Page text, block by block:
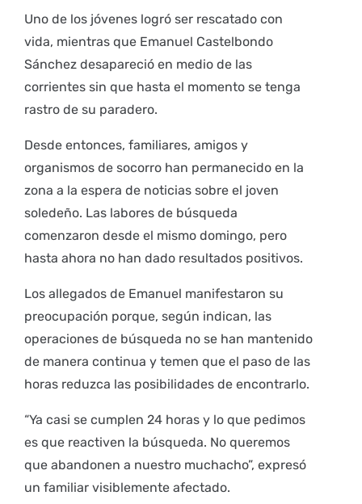
Uno de los jóvenes logró ser rescatado con
vida, mientras que Emanuel Castelbondo
Sánchez desapareció en medio de las
corrientes sin que hasta el momento se tenga
rastro de su paradero.
Desde entonces, familiares, amigos y
organismos de socorro han permanecido en la
zona a la espera de noticias sobre el joven
soledeño. Las labores de búsqueda
comenzaron desde el mismo domingo, pero
hasta ahora no han dado resultados positivos.
Los allegados de Emanuel manifestaron su
preocupación porque, según indican, las
operaciones de búsqueda no se han mantenido
de manera continua y temen que el paso de las
horas reduzca las posibilidades de encontrarlo.
“Ya casi se cumplen 24 horas y lo que pedimos
es que reactiven la búsqueda. No queremos
que abandonen a nuestro muchacho”, expresó
un familiar visiblemente afectado.